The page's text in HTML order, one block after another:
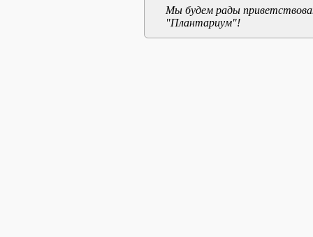
Мы будем рады
"Плантариум"!